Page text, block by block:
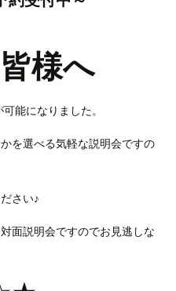
様へ
能になりました。
を選べる気軽な説明会ですの
さい♪
面説明会ですのでお見逃しな